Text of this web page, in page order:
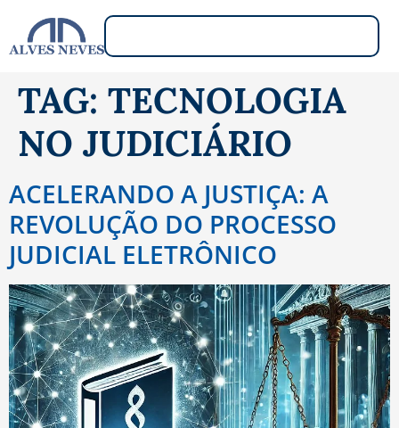
TAG: TECNOLOGIA
NO JUDICIÁRIO
ACELERANDO A JUSTIÇA: A
REVOLUÇÃO DO PROCESSO
JUDICIAL ELETRÔNICO